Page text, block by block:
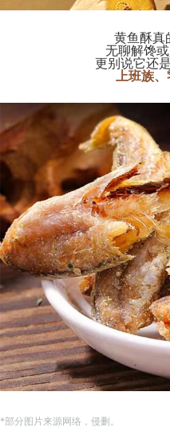
黄鱼酥真
无聊解馋
更别说它还
上班族
*部分图片来源网络，侵删。